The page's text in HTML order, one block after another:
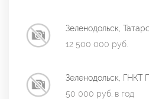
Зеленодольск,
12 500 000 руб.
Зеленодольск, ГНКТ
50 000 руб. в год